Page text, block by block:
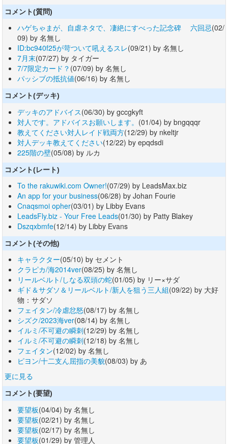
コメント(質問)
ハゲちゃまが、自虐ネタで、凄絶にすべった記念碑 六回忌(02/
09) by 名無し
ID:bc940f25が苛ついて吼えるスレ(09/21) by 名無し
7月末(07/27) by タイガー
7/7限定カード？ (07/09) by 名無し
パッシブの抵抗値(06/16) by 名無し
コメント(デッキ)
デッキのアドバイス(06/30) by gccgkyft
対人です。アドバイスお願いします。 (01/04) by bngqqqr
教えてください対人レイド戦両方(12/29) by nkeltjr
対人デッキ教えてください(12/22) by epqdsdi
225階の壁(05/08) by ルカ
コメント(レート)
To the rakuwiki.com Owner!(07/29) by LeadsMax.biz
An app for your business(06/28) by Johan Fourie
Cnaqsmoi opher(03/01) by Libby Evans
LeadsFly.biz - Your Free Leads(01/30) by Patty Blakey
Dszqxbmfe(12/14) by Libby Evans
コメント(その他)
キャラクター(05/10) by セメント
クラピカ/海2014ver(08/25) by 名無し
リールベルト/しなる双頭の蛇(01/05) by リー×サダ
ギド＆サダソ＆リールベルト/新人を狙う三人組(09/22) by 大好
物：サダソ
フェイタン/冷虐忿怒(08/17) by 名無し
シズク/2023海ver(08/14) by 名無し
イルミ/不可避の瞬刺(12/29) by 名無し
イルミ/不可避の瞬刺(12/18) by 名無し
フェイタン(12/02) by 名無し
ピヨン/十二支ん屈指の美貌(08/03) by あ
更に見る
コメント(要望)
要望板(04/04) by 名無し
要望板(02/21) by 名無し
要望板(02/17) by 名無し
要望板(01/29) by 管理人